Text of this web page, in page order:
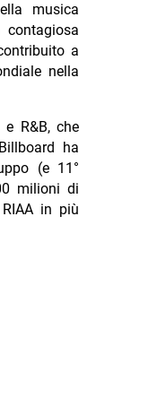
musica
a
nella
R&B, che
ha
(e 11°
milioni di
in più